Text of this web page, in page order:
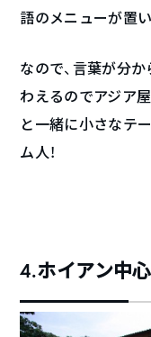
語のメニューが置
なので、言葉が分
わえるのでアジア
と一緒に小さなテ
ム人！
4.ホイアン中